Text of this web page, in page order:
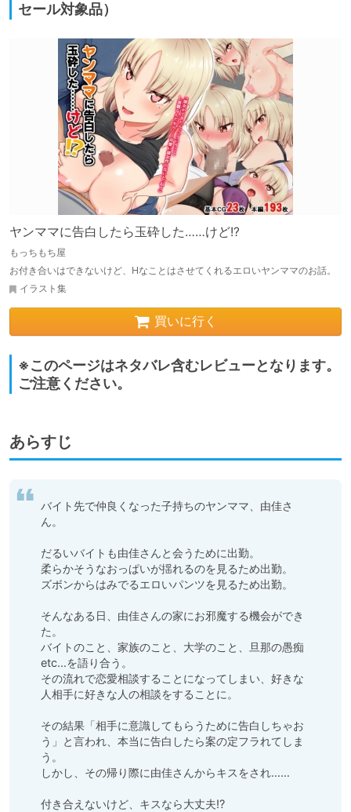
セール対象品）
ヤンママに告白したら玉砕した……けど!?
もっちもち屋
お付き合いはできないけど、Hなことはさせてくれるエロいヤンママのお話。
イラスト集
買いに行く
※このページはネタバレ含むレビューとなります。
ご注意ください。
あらすじ
バイト先で仲良くなった子持ちのヤンママ、由佳さ
ん。
だるいバイトも由佳さんと会うために出勤。
柔らかそうなおっぱいが揺れるのを見るため出勤。
ズボンからはみでるエロいパンツを見るため出勤。
そんなある日、由佳さんの家にお邪魔する機会ができ
た。
バイトのこと、家族のこと、大学のこと、旦那の愚痴
etc...を語り合う。
その流れで恋愛相談することになってしまい、好きな
人相手に好きな人の相談をすることに。
その結果「相手に意識してもらうために告白しちゃお
う」と言われ、本当に告白したら案の定フラれてしま
う。
しかし、その帰り際に由佳さんからキスをされ……
付き合えないけど、キスなら大丈夫!?